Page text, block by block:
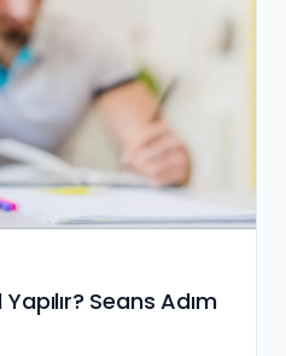
Seans Adım